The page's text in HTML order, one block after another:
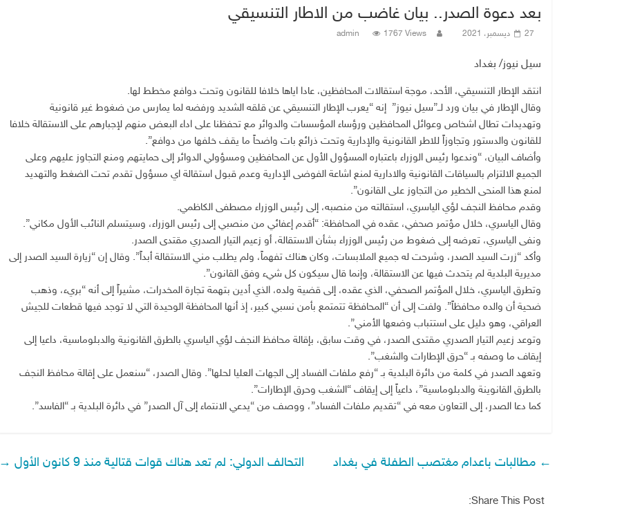
بعد دعوة الصدر.. بيان غاضب من الاطار التنسيقي
27 ديسمبر، 2021 admin 1767 Views
سيل نيوز/ بغداد
انتقد الإطار التنسيقي، الأحد، موجة استقالات المحافظين، عادا اياها خلافا للقانون وتحت دوافع مخطط لها.
وقال الإطار في بيان ورد لــ”سيل نيوز” إنه “يعرب الإطار التنسيقي عن قلقه الشديد ورفضه لما يمارس من ضغوط غير قانونية
وتهديدات تطال اشخاص وعوائل المحافظين ورؤساء المؤسسات والدوائر مع تحفظنا على اداء البعض منهم لإجبارهم على الاستقالة خلافا
للقانون والدستور وتجاوزاً للاطر القانونية والإدارية وتحت ذرائع بات واضحاً ما يقف خلفها من دوافع”.
وأضاف البيان، “وندعوا رئيس الوزراء باعتباره المسؤول الأول عن المحافظين ومسؤولي الدوائر إلى حمايتهم ومنع التجاوز عليهم وعلى
الجميع الالتزام بالسياقات القانونية والادارية لمنع اشاعة الفوضى الإدارية وعدم قبول استقالة اي مسؤول تقدم تحت الضغط والتهديد
لمنع هذا المنحى الخطير من التجاوز على القانون”.
وقدم محافظ النجف لؤي الياسري، استقالته من منصبه، إلى رئيس الوزراء مصطفى الكاظمي.
وقال الياسري، خلال مؤتمر صحفي، عقده في المحافظة: “أقدم إعفائي من منصبي إلى رئيس الوزراء، وسيتسلم النائب الأول مكاني”.
ونفى الياسري، تعرضه إلى ضغوط من رئيس الوزراء بشأن الاستقالة، أو زعيم التيار الصدري مقتدى الصدر.
وأكد “زرت السيد الصدر، وشرحت له جميع الملابسات، وكان هناك تفهماً، ولم يطلب مني الاستقالة أبداً”. وقال إن “زيارة السيد الصدر إلى
مديرية البلدية لم يتحدث فيها عن الاستقالة، وإنما قال سيكون كل شيء وفق القانون”.
وتطرق الياسري، خلال المؤتمر الصحفي، الذي عقده، إلى قضية ولده، الذي أدين بتهمة تجارة المخدرات، مشيراً إلى أنه “بريء، وذهب
ضحية أن والده محافظاً”. ولفت إلى أن “المحافظة تتمتمع بأمن نسبي كبير، إذ أنها المحافظة الوحيدة التي لا توجد فيها قطعات للجيش
العراقي، وهو دليل على استتباب وضعها الأمني”.
وتوعد زعيم التيار الصدري مقتدى الصدر، في وقت سابق، بإقالة محافظ النجف لؤي الياسري بالطرق القانونية والدبلوماسية، داعيا إلى
إيقاف ما وصفه بـ “حرق الإطارات والشغب”.
وتعهد الصدر في كلمة من دائرة البلدية بـ “رفع ملفات الفساد إلى الجهات العليا لحلها”. وقال الصدر، “سنعمل على إقالة محافظ النجف
بالطرق القانوينة والدبلوماسية”، داعياً إلى إيقاف “الشغب وحرق الإطارات”.
كما دعا الصدر، إلى التعاون معه في “تقديم ملفات الفساد”، ووصف من “يدعي الانتماء إلى آل الصدر” في دائرة البلدية بـ “الفاسد”.
← مطالبات باعدام مغتصب الطفلة في بغداد التحالف الدولي: لم تعد هناك قوات قتالية منذ 9 كانون الأول →
Share This Post: